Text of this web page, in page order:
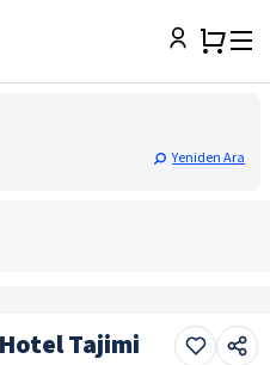
Yeniden Ara
Tajimi